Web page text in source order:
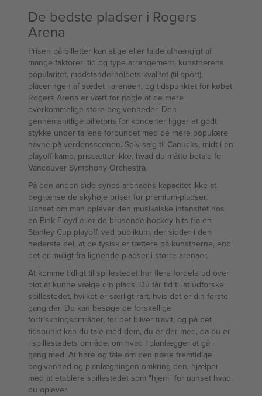
De bedste pladser i Rogers
Arena
Prisen på billetter kan stige eller falde afhængigt af
mange faktorer: tid og type arrangement, kunstnerens
popularitet, modstanderholdets kvalitet (til sport),
placeringen af sædet i arenaen, og tidspunktet for købet.
Rogers Arena er vært for nogle af de mere
overkommelige store begivenheder. Den
gennemsnitlige billetpris for koncerter ligger et godt
stykke under tallene forbundet med de mere populære
navne på verdensscenen. Selv salg til Canucks, midt i en
playoff-kamp, prissætter ikke, hvad du måtte betale for
Vancouver Symphony Orchestra.
På den anden side synes arenaens kapacitet ikke at
begrænse de skyhøje priser for premium-pladser.
Uanset om man oplever den musikalske intensitet hos
en Pink Floyd eller de brusende hockey-hits fra en
Stanley Cup playoff, ved publikum, der sidder i den
nederste del, at de fysisk er tættere på kunstnerne, end
det er muligt fra lignende pladser i større arenaer.
At komme tidligt til spillestedet har flere fordele ud over
blot at kunne vælge din plads. Du får tid til at udforske
spillestedet, hvilket er særligt rart, hvis det er din første
gang der. Du kan besøge de forskellige
forfriskningsområder, før det bliver travlt, og på det
tidspunkt kan du tale med dem, du er der med, da du er
i spillestedets område, om hvad I planlægger at gå i
gang med. At høre og tale om den nære fremtidige
begivenhed og planlægningen omkring den, hjælper
med at etablere spillestedet som "hjem" for uanset hvad
du oplever.